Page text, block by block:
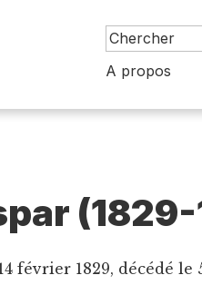
A propos
février 1829, décédé le